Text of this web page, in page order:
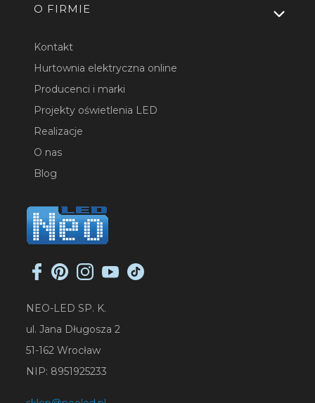
O FIRMIE
Kontakt
Hurtownia elektryczna online
Producenci i marki
Projekty oświetlenia LED
Realizacje
O nas
Blog
NEO-LED SP. K.
ul. Jana Długosza 2
51-162 Wrocław
NIP: 8951925233